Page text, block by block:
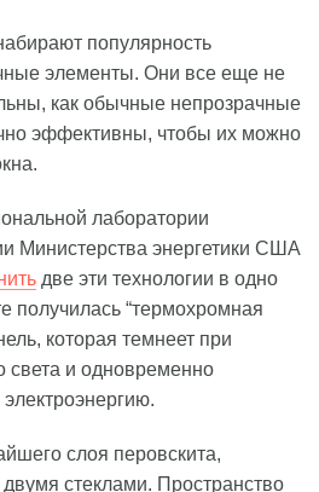
популярность
элементы. Они все еще не
как обычные непрозрачные
эффективны, чтобы их можно
лаборатории
Министерства энергетики США
две эти технологии в одно
получилась “термохромная
которая темнеет при
света и одновременно
электроэнергию.
слоя перовскита,
стеклами. Пространство